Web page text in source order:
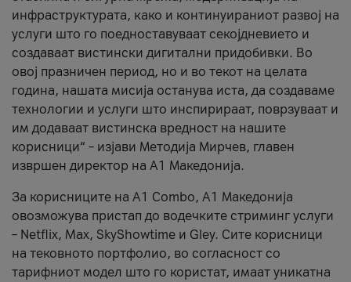
инфраструктурата, како и континуираниот развој на
услуги што го поедноставуваат секојдневието и
создаваат вистински дигитални придобивки. Во
овој празничен период, но и во текот на целата
година, нашата мисија останува иста, да создаваме
технологии и услуги што инспирираат, поврзуваат и
им додаваат вистинска вредност на нашите
корисници“ – изјави Методија Мирчев, главен
извршен директор на А1 Македонија.
За корисниците на A1 Combo, А1 Македонија
овозможува пристап до водечките стриминг услуги
– Netflix, Max, SkyShowtime и Gley. Сите корисници
на тековното портфолио, во согласност со
тарифниот модел што го користат, имаат уникатна